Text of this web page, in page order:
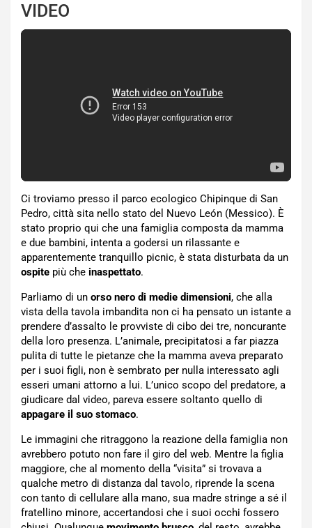
VIDEO
Ci troviamo presso il parco ecologico Chipinque di San
Pedro, città sita nello stato del Nuevo León (Messico). È
stato proprio qui che una famiglia composta da mamma
e due bambini, intenta a godersi un rilassante e
apparentemente tranquillo picnic, è stata disturbata da un
ospite più che inaspettato.
Parliamo di un orso nero di medie dimensioni, che alla
vista della tavola imbandita non ci ha pensato un istante a
prendere d’assalto le provviste di cibo dei tre, noncurante
della loro presenza. L’animale, precipitatosi a far piazza
pulita di tutte le pietanze che la mamma aveva preparato
per i suoi figli, non è sembrato per nulla interessato agli
esseri umani attorno a lui. L’unico scopo del predatore, a
giudicare dal video, pareva essere soltanto quello di
appagare il suo stomaco.
Le immagini che ritraggono la reazione della famiglia non
avrebbero potuto non fare il giro del web. Mentre la figlia
maggiore, che al momento della “visita” si trovava a
qualche metro di distanza dal tavolo, riprende la scena
con tanto di cellulare alla mano, sua madre stringe a sé il
fratellino minore, accertandosi che i suoi occhi fossero